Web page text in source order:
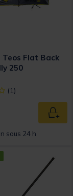
Teos Flat Back
250
out of 5
(1)
sous 24 h